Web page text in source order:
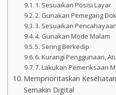
1. Sesuaikan Posisi Layar
2. Gunakan Pemegang
3. Sesuaikan Pencahayaan
4. Gunakan Mode Malam
5. Sering Berkedip
6. Kurangi Penggunaan,
7. Lakukan Pemeriksaan
Memprioritaskan
Semakin Digital